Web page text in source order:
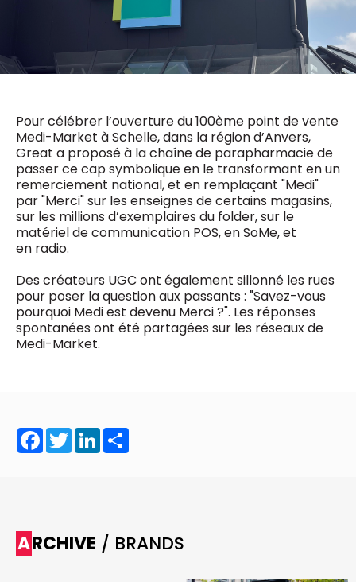
Pour célébrer l’ouverture du 100ème point de vente
Medi-Market à Schelle, dans la région d’Anvers,
Great a proposé à la chaîne de parapharmacie de
passer ce cap symbolique en le transformant en un
remerciement national, et en remplaçant "Medi"
par "Merci" sur les enseignes de certains magasins,
sur les millions d’exemplaires du folder, sur le
matériel de communication POS, en SoMe, et
en radio.
Des créateurs UGC ont également sillonné les rues
pour poser la question aux passants : "Savez-vous
pourquoi Medi est devenu Merci ?". Les réponses
spontanées ont été partagées sur les réseaux de
Medi-Market.
Facebook
TwitterLinkedIn
ARCHIVE / BRANDS
f.bouchar@mm.be
Chief Editor
Chief Editor
Damien Lemaire
0477 37 31 65
d.lemaire@mm.be
NOTRE CONTENU DIGITAL :
Daily
access
5 x week
MM e - News
1 x week
MM Brunch
1 x week
MM Tech
10 x year
MM Best of
Research
10 x year
MM Blue
MM Magazine
Des questions ?